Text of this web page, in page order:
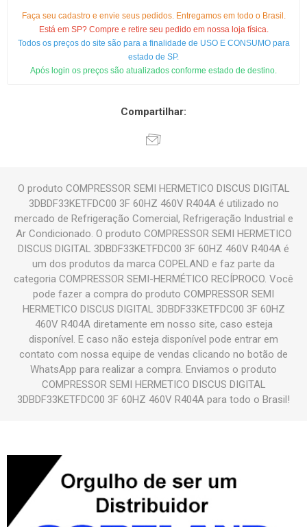
Faça seu cadastro e envie seus pedidos. Entregamos em todo o Brasil.
Está em SP? Compre e retire seu pedido em nossa loja física.
Todos os preços do site são para a finalidade de USO E CONSUMO para
estado de SP.
Após login os preços são atualizados conforme estado de destino.
Compartilhar:
O produto COMPRESSOR SEMI HERMETICO DISCUS DIGITAL
3DBDF33KETFDC00 3F 60HZ 460V R404A é utilizado no
mercado de Refrigeração Comercial, Refrigeração Industrial e
Ar Condicionado. O produto COMPRESSOR SEMI HERMETICO
DISCUS DIGITAL 3DBDF33KETFDC00 3F 60HZ 460V R404A é
um dos produtos da marca COPELAND e faz parte da
categoria COMPRESSOR SEMI-HERMÉTICO RECÍPROCO. Você
pode fazer a compra do produto COMPRESSOR SEMI
HERMETICO DISCUS DIGITAL 3DBDF33KETFDC00 3F 60HZ
460V R404A diretamente em nosso site, caso esteja
disponível. E caso não esteja disponível pode entrar em
contato com nossa equipe de vendas clicando no botão de
WhatsApp para realizar a compra. Enviamos o produto
COMPRESSOR SEMI HERMETICO DISCUS DIGITAL
3DBDF33KETFDC00 3F 60HZ 460V R404A para todo o Brasil!